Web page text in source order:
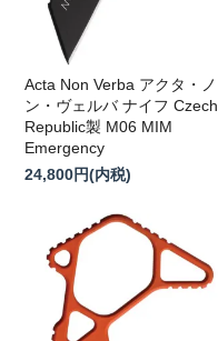
Acta Non Verba アクタ・ノ
ン・ヴェルバ ナイフ Czech
Republic製 M06 MIM
Emergency
24,800円(内税)